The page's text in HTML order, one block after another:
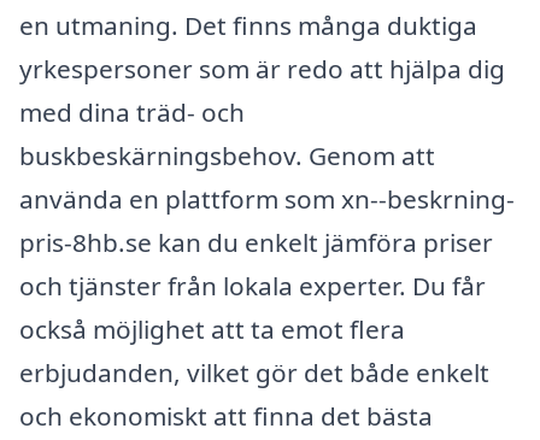
en utmaning. Det finns många duktiga
yrkespersoner som är redo att hjälpa dig
med dina träd- och
buskbeskärningsbehov. Genom att
använda en plattform som xn--beskrning-
pris-8hb.se kan du enkelt jämföra priser
och tjänster från lokala experter. Du får
också möjlighet att ta emot flera
erbjudanden, vilket gör det både enkelt
och ekonomiskt att finna det bästa